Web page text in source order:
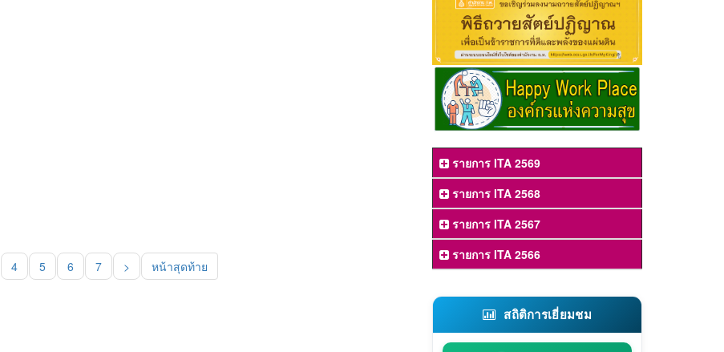
4 5 6 7 > หน้าสุดท้าย
รายการ ITA 2569
รายการ ITA 2568
รายการ ITA 2567
รายการ ITA 2566
สถิติการเยี่ยมชม